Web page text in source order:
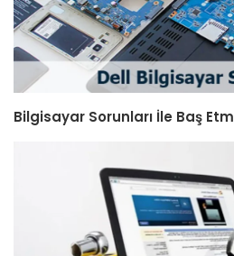
Bilgisayar Sorunları İle Baş